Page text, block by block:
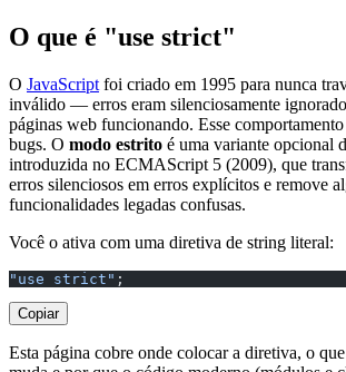
O que é "use strict"
O JavaScript foi criado em 1995 para nunca
inválido — erros eram silenciosamente
páginas web funcionando. Esse
bugs. O modo estrito é uma variante opcional
introduzida no ECMAScript 5 (2009), que
erros silenciosos em erros explícitos e remove
funcionalidades legadas confusas.
Você o ativa com uma diretiva de string literal:
"use strict" ;
Copiar
Esta página cobre onde colocar a diretiva, o